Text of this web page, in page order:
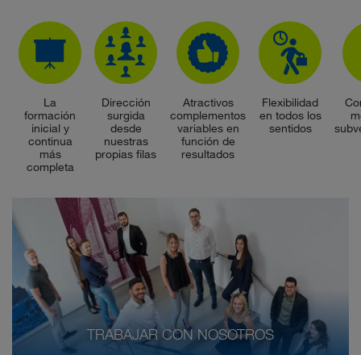
La
formación
inicial y
continua
más
completa
Dirección
surgida
desde
nuestras
propias filas
Atractivos
complementos
variables en
función de
resultados
Flexibilidad
en todos los
sentidos
TRABAJAR CON NOSOTROS